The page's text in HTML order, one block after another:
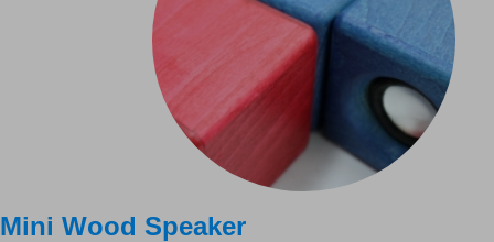
Mini Wood Speaker